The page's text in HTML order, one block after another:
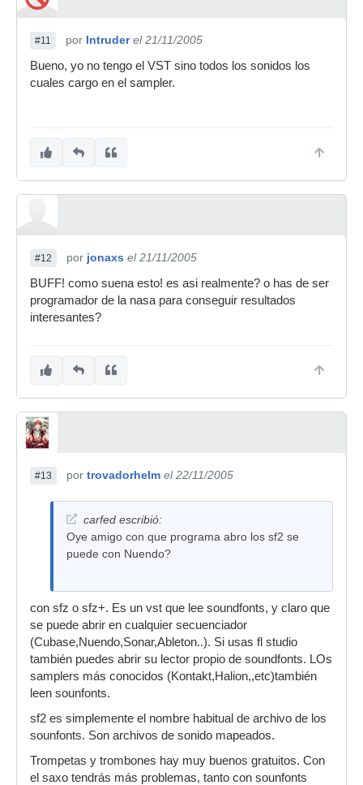
#11 por Intruder el 21/11/2005
Bueno, yo no tengo el VST sino todos los sonidos los
cuales cargo en el sampler.
#12 por jonaxs el 21/11/2005
BUFF! como suena esto! es asi realmente? o has de ser
programador de la nasa para conseguir resultados
interesantes?
#13 por trovadorhelm el 22/11/2005
carfed escribió:
Oye amigo con que programa abro los sf2 se
puede con Nuendo?
con sfz o sfz+. Es un vst que lee soundfonts, y claro que
se puede abrir en cualquier secuenciador
(Cubase,Nuendo,Sonar,Ableton..). Si usas fl studio
también puedes abrir su lector propio de soundfonts. LOs
samplers más conocidos (Kontakt,Halion,,etc)también
leen sounfonts.
sf2 es simplemente el nombre habitual de archivo de los
sounfonts. Son archivos de sonido mapeados.
Trompetas y trombones hay muy buenos gratuitos. Con
el saxo tendrás más problemas, tanto con sounfonts